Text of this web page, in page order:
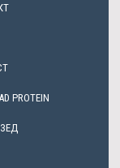
PROTEIN